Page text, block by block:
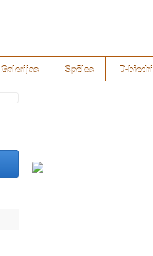
Galerijas Spēles D-biedri